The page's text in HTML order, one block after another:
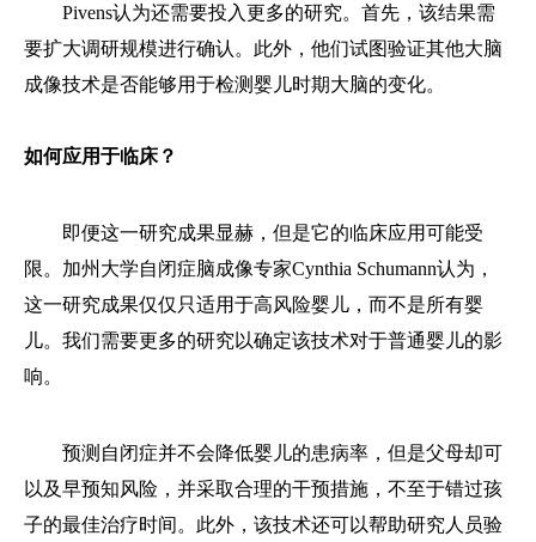
Pivens认为还需要投入更多的研究。首先，该结果需
要扩大调研规模进行确认。此外，他们试图验证其他大脑
成像技术是否能够用于检测婴儿时期大脑的变化。
如何应用于临床？
即便这一研究成果显赫，但是它的临床应用可能受
限。加州大学自闭症脑成像专家Cynthia Schumann认为，
这一研究成果仅仅只适用于高风险婴儿，而不是所有婴
儿。我们需要更多的研究以确定该技术对于普通婴儿的影
响。
预测自闭症并不会降低婴儿的患病率，但是父母却可
以及早预知风险，并采取合理的干预措施，不至于错过孩
子的最佳治疗时间。此外，该技术还可以帮助研究人员验